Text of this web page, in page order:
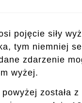
pojęcie siły
tym niemniej
zdarzenie
wyżej.
została